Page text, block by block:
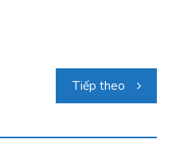
Tiếp theo